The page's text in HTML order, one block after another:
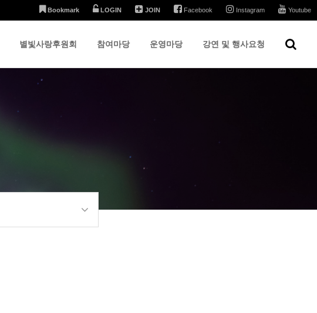
Bookmark LOGIN JOIN Facebook Instagram Youtube
별빛사랑후원회 참여마당 운영마당 강연 및 행사요청